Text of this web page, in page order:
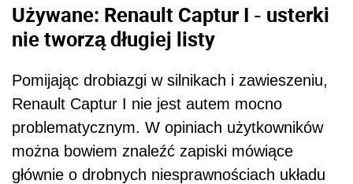
Używane: Renault Captur I - usterki
nie tworzą długiej listy
Pomijając drobiazgi w silnikach i zawieszeniu,
Renault Captur I nie jest autem mocno
problematycznym. W opiniach użytkowników
można bowiem znaleźć zapiski mówiące
głównie o drobnych niesprawnościach układu